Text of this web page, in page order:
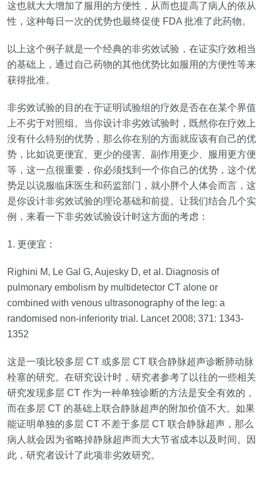
这也就大大增加了服用的方便性，从而也提高了病人的依从
性，这种每日一次的优势也最终促使 FDA 批准了此药物。
以上这个例子就是一个经典的非劣效试验，在证实疗效相当
的基础上，通过自己药物的其他优势比如服用的方便性等来
获得批准。
非劣效试验的目的在于证明试验组的疗效是否在在某个界值
上不劣于对照组。当你设计非劣效试验时，既然你在疗效上
没有什么特别的优势，那么你在别的方面就应该有自己的优
势，比如说更便宜、更少的侵害、副作用更少、服用更方便
等，这一点很重要，你必须找到一个你自己的优势，这个优
势足以说服临床医生和药监部门，就小胖个人体会而言，这
是你设计非劣效试验的理论基础和前提。让我们结合几个实
例，来看一下非劣效试验设计时这方面的考虑：
1. 更便宜：
Righini M, Le Gal G, Aujesky D, et al. Diagnosis of
pulmonary embolism by multidetector CT alone or
combined with venous ultrasonography of the leg: a
randomised non‐inferiority trial. Lancet 2008; 371: 1343‐
1352
这是一项比较多层 CT 或多层 CT 联合静脉超声诊断肺动脉
栓塞的研究。在研究设计时，研究者参考了以往的一些相关
研究发现多层 CT 作为一种单独诊断的方法是安全有效的，
而在多层 CT 的基础上联合静脉超声的附加价值不大。如果
能证明单独的多层 CT 不差于多层 CT 联合静脉超声，那么
病人就会因为省略掉静脉超声而大大节省成本以及时间。因
此，研究者设计了此项非劣效研究。